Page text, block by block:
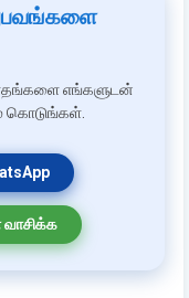
எங்களுடன்
கொடுங்கள்.